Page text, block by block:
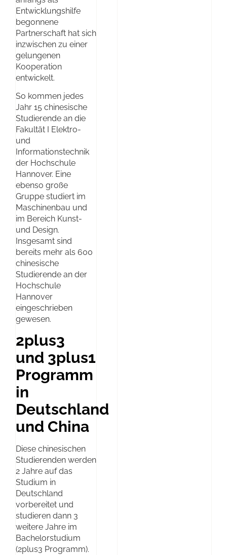
Entwicklungshilfe
begonnene
Partnerschaft hat sich
inzwischen zu einer
gelungenen
Kooperation
entwickelt.
So kommen jedes
Jahr 15 chinesische
Studierende an die
Fakultät I Elektro-
und
Informationstechnik
der Hochschule
Hannover. Eine
ebenso große
Gruppe studiert im
Maschinenbau und
im Bereich Kunst-
und Design.
Insgesamt sind
bereits mehr als 600
chinesische
Studierende an der
Hochschule
Hannover
eingeschrieben
gewesen.
2plus3
und 3plus1
Programm
in
Deutschland
und China
Diese chinesischen
Studierenden werden
2 Jahre auf das
Studium in
Deutschland
vorbereitet und
studieren dann 3
weitere Jahre im
Bachelorstudium
(2plus3 Programm).